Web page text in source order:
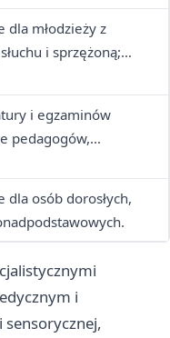
dla młodzieży z
i sprzężoną;
zawodowe.
w UE.
i egzaminów
pedagogów,
i doradców
dla osób dorosłych,
i